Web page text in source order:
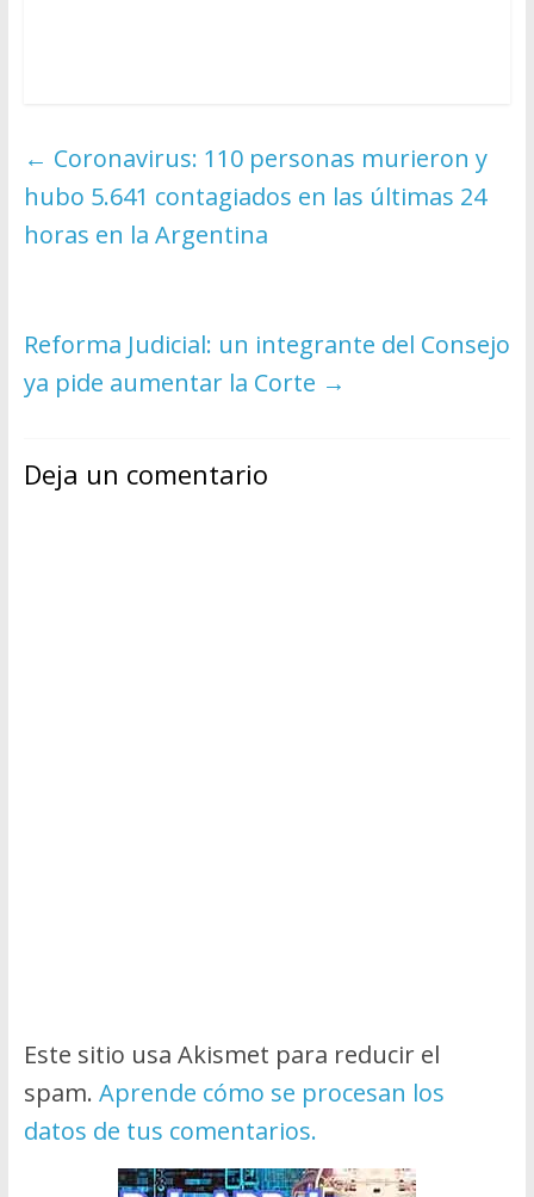
← Coronavirus: 110 personas murieron y
hubo 5.641 contagiados en las últimas 24
horas en la Argentina
Reforma Judicial: un integrante del Consejo
ya pide aumentar la Corte →
Deja un comentario
Este sitio usa Akismet para reducir el
spam. Aprende cómo se procesan los
datos de tus comentarios.